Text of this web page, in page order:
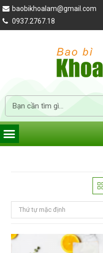
baobikhoalam@gmail.com
0937.2767.18
Thứ tự mặc định